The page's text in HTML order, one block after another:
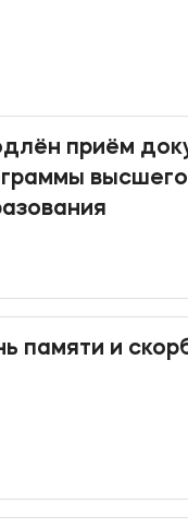
приём
высшего
памяти и